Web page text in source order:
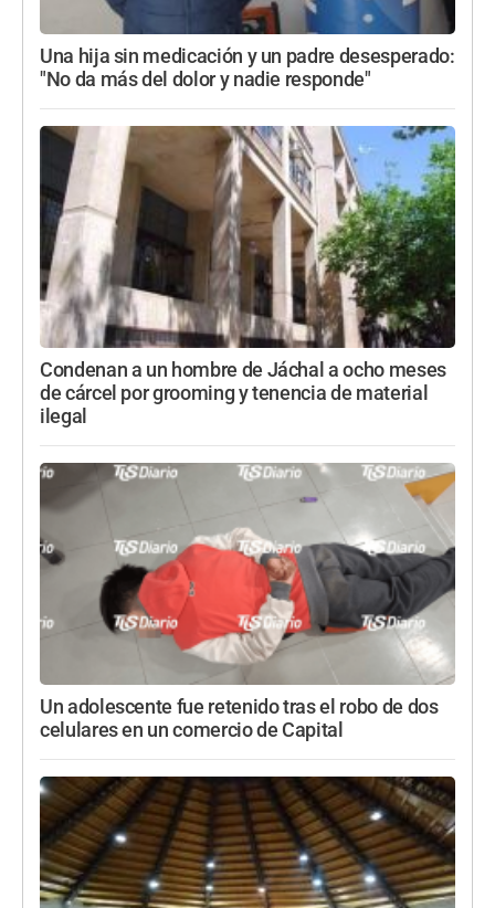
Una hija sin medicación y un padre desesperado:
"No da más del dolor y nadie responde"
Condenan a un hombre de Jáchal a ocho meses
de cárcel por grooming y tenencia de material
ilegal
Un adolescente fue retenido tras el robo de dos
celulares en un comercio de Capital